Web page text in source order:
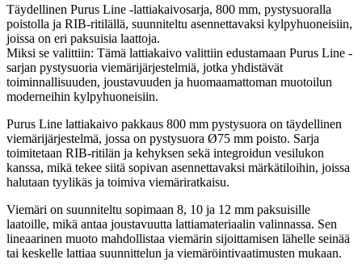
Täydellinen Purus Line -lattiakaivosarja, 800 mm, pystysuoralla
poistolla ja RIB-ritilällä, suunniteltu asennettavaksi kylpyhuoneisiin,
joissa on eri paksuisia laattoja.
Miksi se valittiin: Tämä lattiakaivo valittiin edustamaan Purus Line -
sarjan pystysuoria viemärijärjestelmiä, jotka yhdistävät
toiminnallisuuden, joustavuuden ja huomaamattoman muotoilun
moderneihin kylpyhuoneisiin.
Purus Line lattiakaivo pakkaus 800 mm pystysuora on täydellinen
viemärijärjestelmä, jossa on pystysuora Ø75 mm poisto. Sarja
toimitetaan RIB-ritilän ja kehyksen sekä integroidun vesilukon
kanssa, mikä tekee siitä sopivan asennettavaksi märkätiloihin, joissa
halutaan tyylikäs ja toimiva viemäriratkaisu.
Viemäri on suunniteltu sopimaan 8, 10 ja 12 mm paksuisille
laatoille, mikä antaa joustavuutta lattiamateriaalin valinnassa. Sen
lineaarinen muoto mahdollistaa viemärin sijoittamisen lähelle seinää
tai keskelle lattiaa suunnittelun ja viemäröintivaatimusten mukaan.